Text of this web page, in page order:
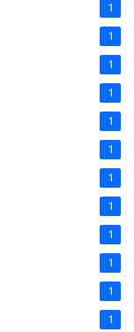
1
1
1
1
1
1
1
1
1
1
1
1